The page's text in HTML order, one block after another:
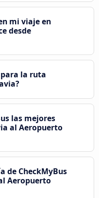
mi viaje en
desde
la ruta
las mejores
al Aeropuerto
de CheckMyBus
Aeropuerto